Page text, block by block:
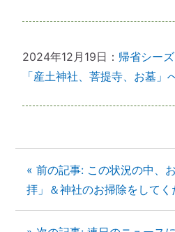
2024年12月19日： 帰省シー
「産土神社、菩提寺、お墓」
« 前の記事: この状況の中、
拝」＆神社のお掃除をしてく